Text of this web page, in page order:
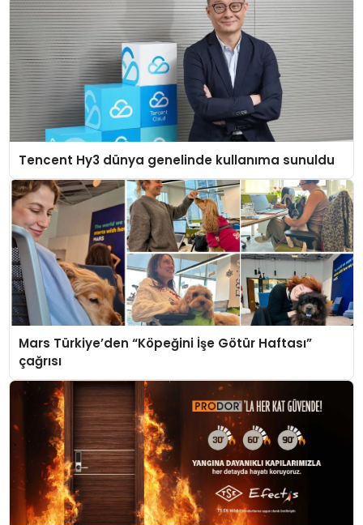
Tencent Hy3 dünya genelinde kullanıma sunuldu
Mars Türkiye’den “Köpeğini İşe Götür Haftası”
çağrısı